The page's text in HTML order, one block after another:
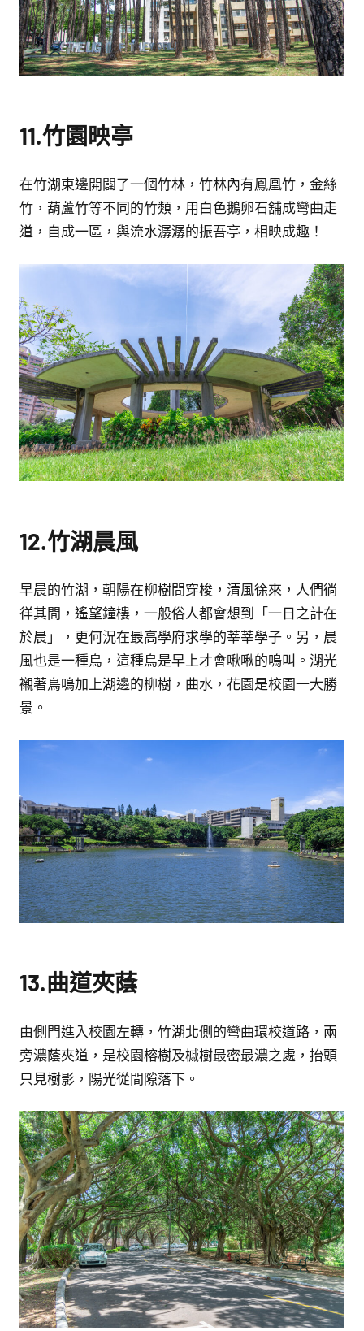
11.竹園映亭
在竹湖東邊開闢了一個竹林，竹林內有鳳凰竹，金絲
竹，葫蘆竹等不同的竹類，用白色鵝卵石舖成彎曲走
道，自成一區，與流水潺潺的振吾亭，相映成趣！
12.竹湖晨風
早晨的竹湖，朝陽在柳樹間穿梭，清風徐來，人們徜
徉其間，遙望鐘樓，一般俗人都會想到「一日之計在
於晨」，更何況在最高學府求學的莘莘學子。另，晨
風也是一種鳥，這種鳥是早上才會啾啾的鳴叫。湖光
襯著鳥鳴加上湖邊的柳樹，曲水，花園是校園一大勝
景。
13.曲道夾蔭
由側門進入校園左轉，竹湖北側的彎曲環校道路，兩
旁濃蔭夾道，是校園榕樹及槭樹最密最濃之處，抬頭
只見樹影，陽光從間隙落下。